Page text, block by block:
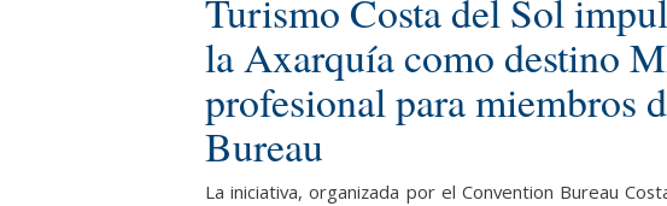
Turismo Costa del Sol
la Axarquía como destino
profesional para miembros
Bureau
La iniciativa, organizada por el Convention Bureau